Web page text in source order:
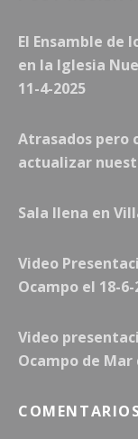
El Ensamble de
en la Iglesia
11-4-2025
Atrasados pero
actualizar
Sala llena en
Video
Ocampo el 18-6-
Video
Ocampo de